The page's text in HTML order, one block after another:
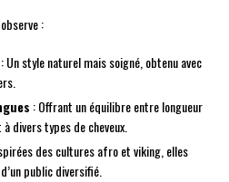
:
: Un style naturel mais soigné, obtenu avec
: Offrant un équilibre entre longueur
divers types de cheveux.
des cultures afro et viking, elles
public diversifié.